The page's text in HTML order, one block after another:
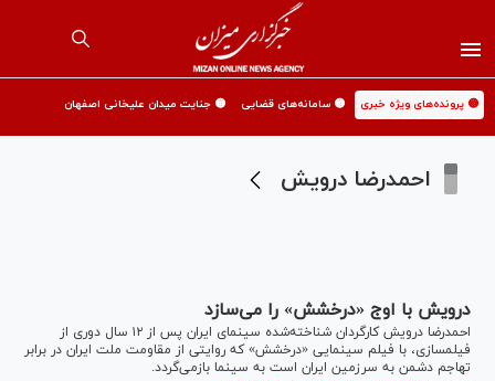
🟡 پرونده‌های ویژه خبری 🟡 سامانه‌های قضایی 🟡 جنایت میدان علیخانی اصفهان
احمدرضا درویش
درویش با اوج «درخشش» را می‌سازد
احمدرضا درویش کارگردان شناخته‌شده سینمای ایران پس از ۱۲ سال دوری از
فیلمسازی، با فیلم سینمایی «درخشش» که روایتی از مقاومت ملت ایران در برابر
تهاجم دشمن به سرزمین ایران است به سینما بازمی‌گردد.